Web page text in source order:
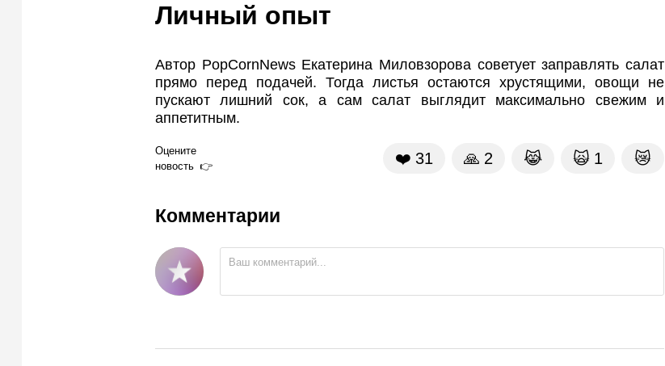
Личный опыт
Автор PopCornNews Екатерина Миловзорова советует заправлять салат
прямо перед подачей. Тогда листья остаются хрустящими, овощи не
пускают лишний сок, а сам салат выглядит максимально свежим и
аппетитным.
Оцените
новость
❤️ 31 🙏 2 😹 🙀 1 😿
Комментарии